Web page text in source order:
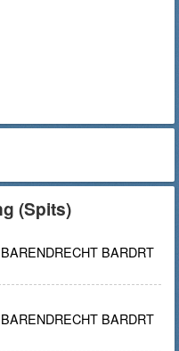
(Spits)
BARDRT
BARDRT